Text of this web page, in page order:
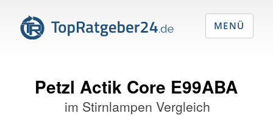
Petzl Actik Core E99ABA
im Stirnlampen Vergleich
MENÜ